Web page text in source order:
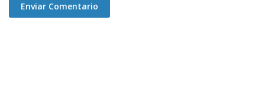
Enviar Comentario